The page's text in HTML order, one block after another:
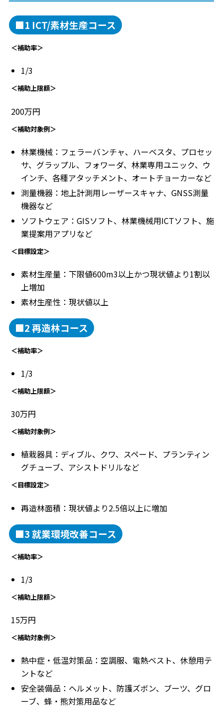
■1 ICT/素材生産コース
＜補助率＞
1/3
＜補助上限額＞
200万円
＜補助対象例＞
林業機械：フェラーバンチャ、ハーベスタ、プロセッ
サ、グラップル、フォワーダ、林業専用ユニック、ウ
インチ、各種アタッチメント、オートチョーカーなど
測量機器：地上計測用レーザースキャナ、GNSS測量
機器など
ソフトウェア：GISソフト、林業機械用ICTソフト、施
業提案用アプリなど
＜目標設定＞
素材生産量：下限値600m3以上かつ現状値より1割以
上増加
素材生産性：現状値以上
■2 再造林コース
＜補助率＞
1/3
＜補助上限額＞
30万円
＜補助対象例＞
植栽器具：ディブル、クワ、スペード、プランティン
グチューブ、アシストドリルなど
＜目標設定＞
再造林面積：現状値より2.5倍以上に増加
■3 就業環境改善コース
＜補助率＞
1/3
＜補助上限額＞
15万円
＜補助対象例＞
熱中症・低温対策品：空調服、電熱ベスト、休憩用テ
ントなど
安全装備品：ヘルメット、防護ズボン、ブーツ、グロ
ーブ、蜂・熊対策用品など